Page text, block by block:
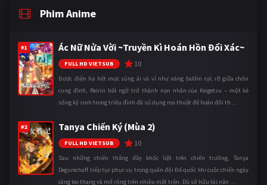
Phim Anime
#1 Ác Nữ Nửa Vời ~Truyền Kì Hoán Hồn Đổi Xác~
FULL HD VIETSUB 10
Được điện hạ hết mực sủng ái và ví như nàng bướm rực rỡ giữa chốn
cung đình, Reirin bất ngờ trở thành nạn nhân của Keigetsu – một kẻ
sống ký sinh trong triều đình đã sử dụng ma thuật để hoán đổi th ...
#2 Tanya Chiến Ký (Mùa 2)
FULL HD VIETSUB 10
Sau những chiến thắng đầy khốc liệt trên chiến trường, Tanya
Degurechaff tiếp tục phục vụ trong quân đội Đế quốc khi cuộc chiến ngày
càng leo thang và mở rộng trên nhiều mặt trận. Dù sở hữu tài năn ...